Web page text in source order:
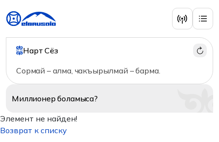
Нарт Сёз
Сормай – алма, чакъырылмай – барма.
Миллионерболамыса?
Элемент не найден!
Возврат к списку